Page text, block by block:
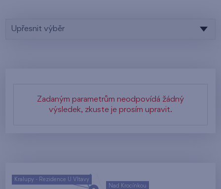
Upřesnit výběr
Zadaným parametrům neodpovídá žádný
výsledek, zkuste je prosím upravit.
Nad Krocínkou
Kralupy - Rezidence U Vltavy